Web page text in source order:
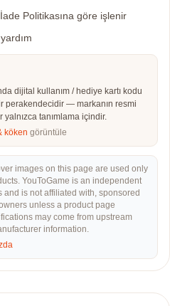
Politikasına göre işlenir
dijital kullanım / hediye kartı kodu
perakendecidir — markanın resmi
tanımlama içindir.
köken görüntüle
images on this page are used only
YouToGame is an independent
is not affiliated with, sponsored
unless a product page
may come from upstream
information.